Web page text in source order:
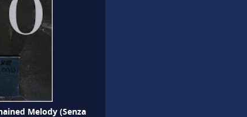
Melody (Senza